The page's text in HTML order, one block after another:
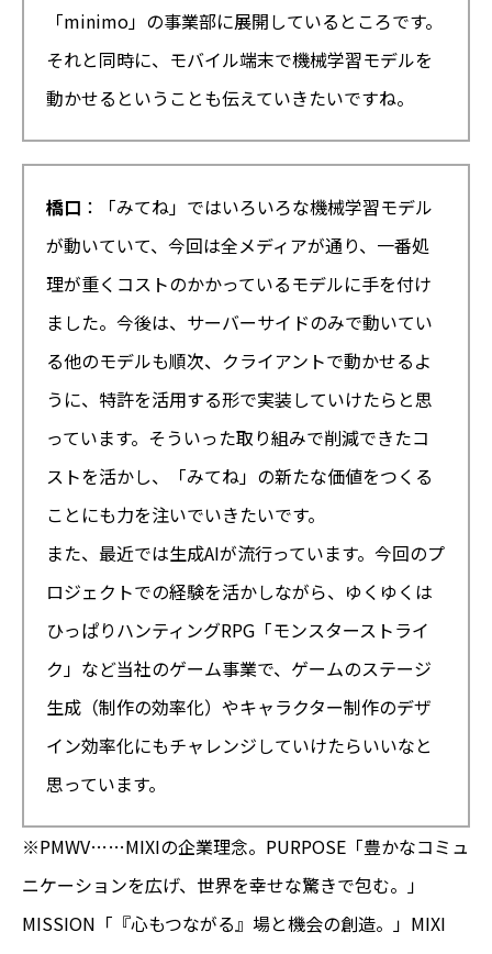
「minimo」の事業部に展開しているところです。
それと同時に、モバイル端末で機械学習モデルを
動かせるということも伝えていきたいですね。
橋口 ：「みてね」ではいろいろな機械学習モデル
が動いていて、今回は全メディアが通り、一番処
理が重くコストのかかっているモデルに手を付け
ました。今後は、サーバーサイドのみで動いてい
る他のモデルも順次、クライアントで動かせるよ
うに、特許を活用する形で実装していけたらと思
っています。そういった取り組みで削減できたコ
ストを活かし、「みてね」の新たな価値をつくる
ことにも力を注いでいきたいです。
また、最近では生成AIが流行っています。今回のプ
ロジェクトでの経験を活かしながら、ゆくゆくは
ひっぱりハンティングRPG「モンスターストライ
ク」など当社のゲーム事業で、ゲームのステージ
生成（制作の効率化）やキャラクター制作のデザ
イン効率化にもチャレンジしていけたらいいなと
思っています。
※PMWV……MIXIの企業理念。PURPOSE「豊かなコミュ
ニケーションを広げ、世界を幸せな驚きで包む。」
MISSION「『心もつながる』場と機会の創造。」MIXI